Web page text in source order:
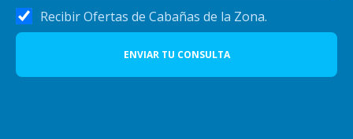
Recibir Ofertas de Cabañas de la Zona.
ENVIAR TU CONSULTA